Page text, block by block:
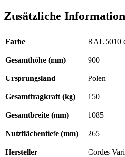
Zusätzliche
Farbe RAL 5010
Gesamthöhe (mm) 900
Ursprungsland Polen
Gesamttragkraft (kg) 150
Gesamtbreite (mm) 1085
Nutzflächentiefe (mm) 265
Hersteller Cordes